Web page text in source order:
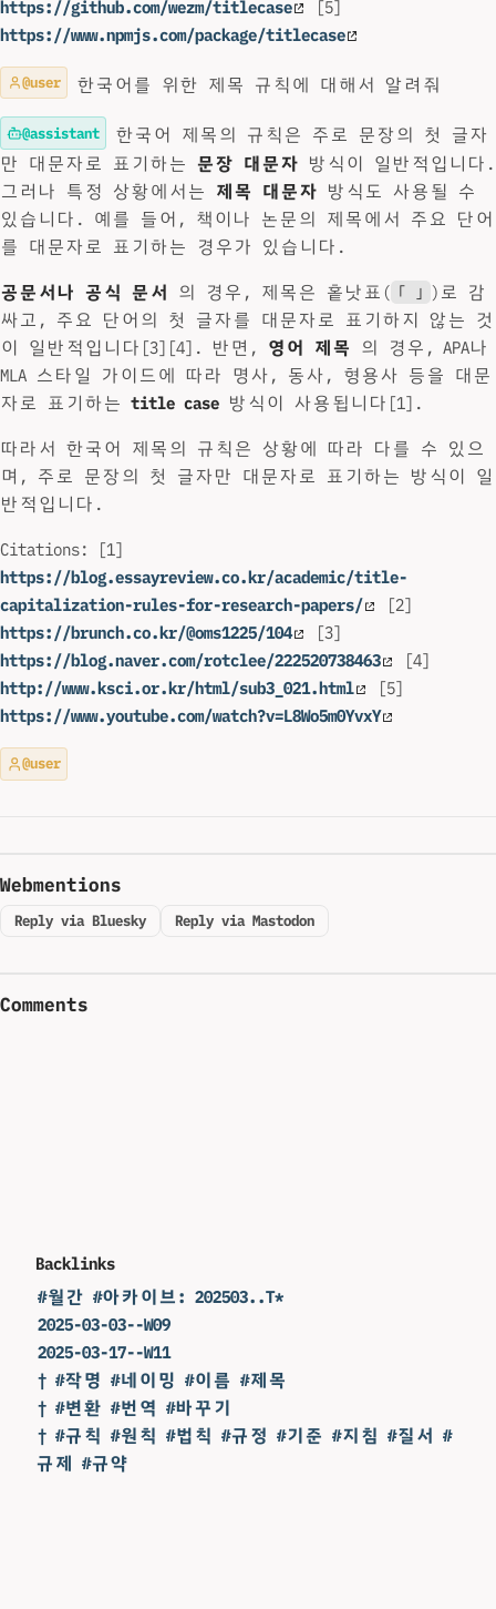
https://github.com/wezm/titlecase
[5]
https://www.npmjs.com/package/titlecase
@user 한국어를 위한 제목 규칙에 대해서 알려줘
@assistant
한국어 제목의 규칙은 주로 문장의 첫 글자
만 대문자로 표기하는 문장 대문자 방식이 일반적입니다.
그러나 특정 상황에서는
제목 대문자 방식도 사용될 수
있습니다. 예를 들어, 책이나 논문의 제목에서 주요 단어
를 대문자로 표기하는 경우가 있습니다.
공문서나 공식 문서 의 경우, 제목은 홑낫표( 「」 )로 감
싸고, 주요 단어의 첫 글자를 대문자로 표기하지 않는 것
이 일반적입니다[3][4]. 반면,
영어 제목
의 경우, APA나
MLA 스타일 가이드에 따라 명사, 동사, 형용사 등을 대문
자로 표기하는 title case 방식이 사용됩니다[1].
따라서 한국어 제목의 규칙은 상황에 따라 다를 수 있으
며, 주로 문장의 첫 글자만 대문자로 표기하는 방식이 일
반적입니다.
Citations: [1]
https://blog.essayreview.co.kr/academic/title-
capitalization-rules-for-research-papers/
[2]
https://brunch.co.kr/@oms1225/104
[3]
https://blog.naver.com/rotclee/222520738463
[4]
http://www.ksci.or.kr/html/sub3_021.html
[5]
https://www.youtube.com/watch?v=L8Wo5m0YvxY
@user
Webmentions
Reply via Bluesky Reply via Mastodon
Comments
Backlinks
#월간 #아카이브: 202503..T*
2025-03-03--W09
2025-03-17--W11
† #작명 #네이밍 #이름 #제목
† #변환 #번역 #바꾸기
† #규칙 #원칙 #법칙 #규정 #기준 #지침 #질서 #
규제 #규약